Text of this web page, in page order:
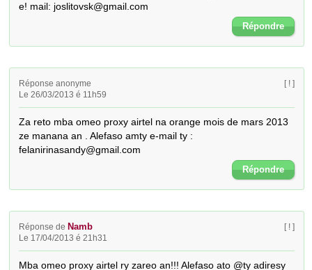
e! mail: joslitovsk@gmail.com
Répondre
Réponse anonyme
Le 26/03/2013 é 11h59
[ ! ]
Za reto mba omeo proxy airtel na orange mois de mars 2013
ze manana an . Alefaso amty e-mail ty :
felanirinasandy@gmail.com
Répondre
Réponse de Namb
Le 17/04/2013 é 21h31
[ ! ]
Mba omeo proxy airtel ry zareo an!!! Alefaso ato @ty adiresy